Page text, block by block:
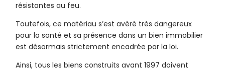
résistantes au feu.
Toutefois, ce matériau s’est avéré très dangereux
pour la santé et sa présence dans un bien immobilier
est désormais strictement encadrée par la loi.
Ainsi, tous les biens construits avant 1997 doivent